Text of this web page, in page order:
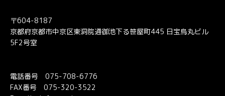
〒604-8187
京都府京都市中京区東洞院通御池下る笹屋町445 日宝烏丸ビル
5F2号室
電話番号 075-708-6776
FAX番号 075-320-3522